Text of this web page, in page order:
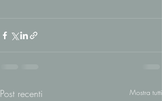
Post recenti Mostra tutti